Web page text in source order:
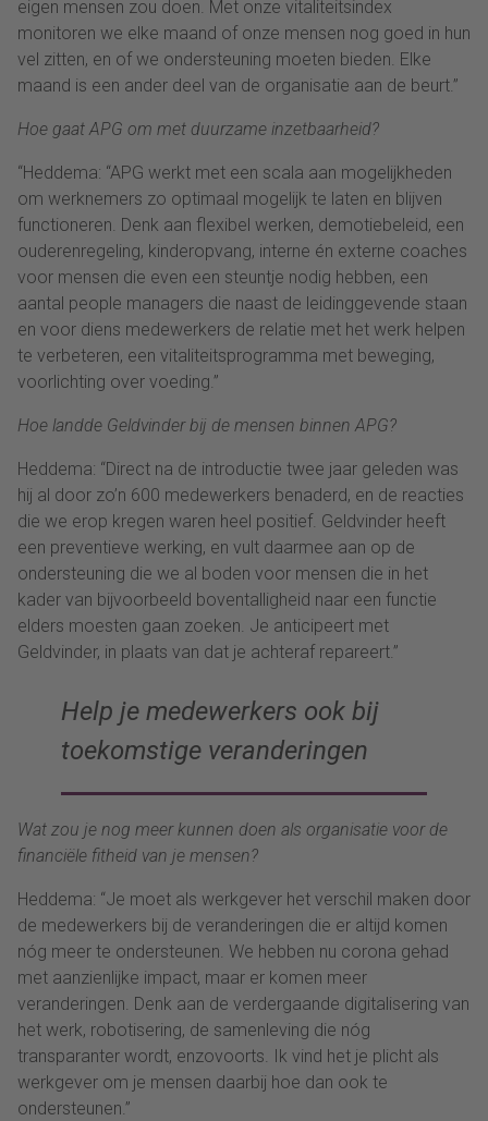
eigen mensen zou doen. Met onze vitaliteitsindex
monitoren we elke maand of onze mensen nog goed in hun
vel zitten, en of we ondersteuning moeten bieden. Elke
maand is een ander deel van de organisatie aan de beurt.”
Hoe gaat APG om met duurzame inzetbaarheid?
“Heddema: “APG werkt met een scala aan mogelijkheden
om werknemers zo optimaal mogelijk te laten en blijven
functioneren. Denk aan flexibel werken, demotiebeleid, een
ouderenregeling, kinderopvang, interne én externe coaches
voor mensen die even een steuntje nodig hebben, een
aantal people managers die naast de leidinggevende staan
en voor diens medewerkers de relatie met het werk helpen
te verbeteren, een vitaliteitsprogramma met beweging,
voorlichting over voeding. ”
Hoe landde Geldvinder bij de mensen binnen APG?
Heddema: “Direct na de introductie twee jaar geleden was
hij al door zo’n 600 medewerkers benaderd, en de reacties
die we erop kregen waren heel positief. Geldvinder heeft
een preventieve werking, en vult daarmee aan op de
ondersteuning die we al boden voor mensen die in het
kader van bijvoorbeeld boventalligheid naar een functie
elders moesten gaan zoeken. Je anticipeert met
Geldvinder, in plaats van dat je achteraf repareert.”
Help je medewerkers ook bij
toekomstige veranderingen
Wat zou je nog meer kunnen doen als organisatie voor de
financiële fitheid van je mensen?
Heddema: “Je moet als werkgever het verschil maken door
de medewerkers bij de veranderingen die er altijd komen
nóg meer te ondersteunen. We hebben nu corona gehad
met aanzienlijke impact, maar er komen meer
veranderingen. Denk aan de verdergaande digitalisering van
het werk, robotisering, de samenleving die nóg
transparanter wordt, enzovoorts. Ik vind het je plicht als
werkgever om je mensen daarbij hoe dan ook te
ondersteunen.”